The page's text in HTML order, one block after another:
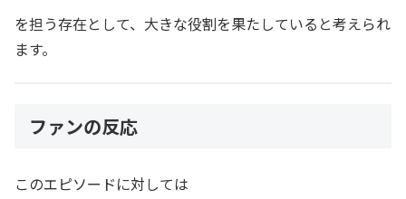
を担う存在として、大きな役割を果たしていると考えられ
ます。
ファンの反応
このエピソードに対しては